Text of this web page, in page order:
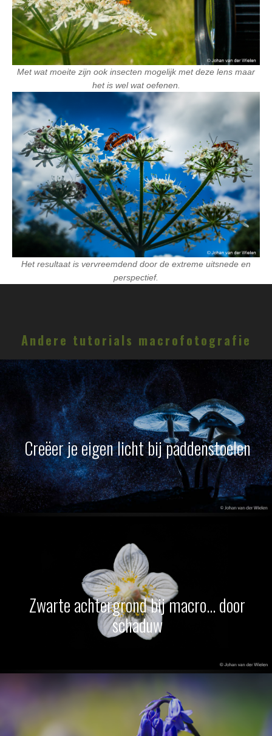
Met wat moeite zijn ook insecten mogelijk met deze lens maar
het is wel wat oefenen.
Het resultaat is vervreemdend door de extreme uitsnede en
perspectief.
Andere tutorials macrofotografie
Creëer je eigen licht bij paddenstoelen
Zwarte achtergrond bij macro… door
schaduw